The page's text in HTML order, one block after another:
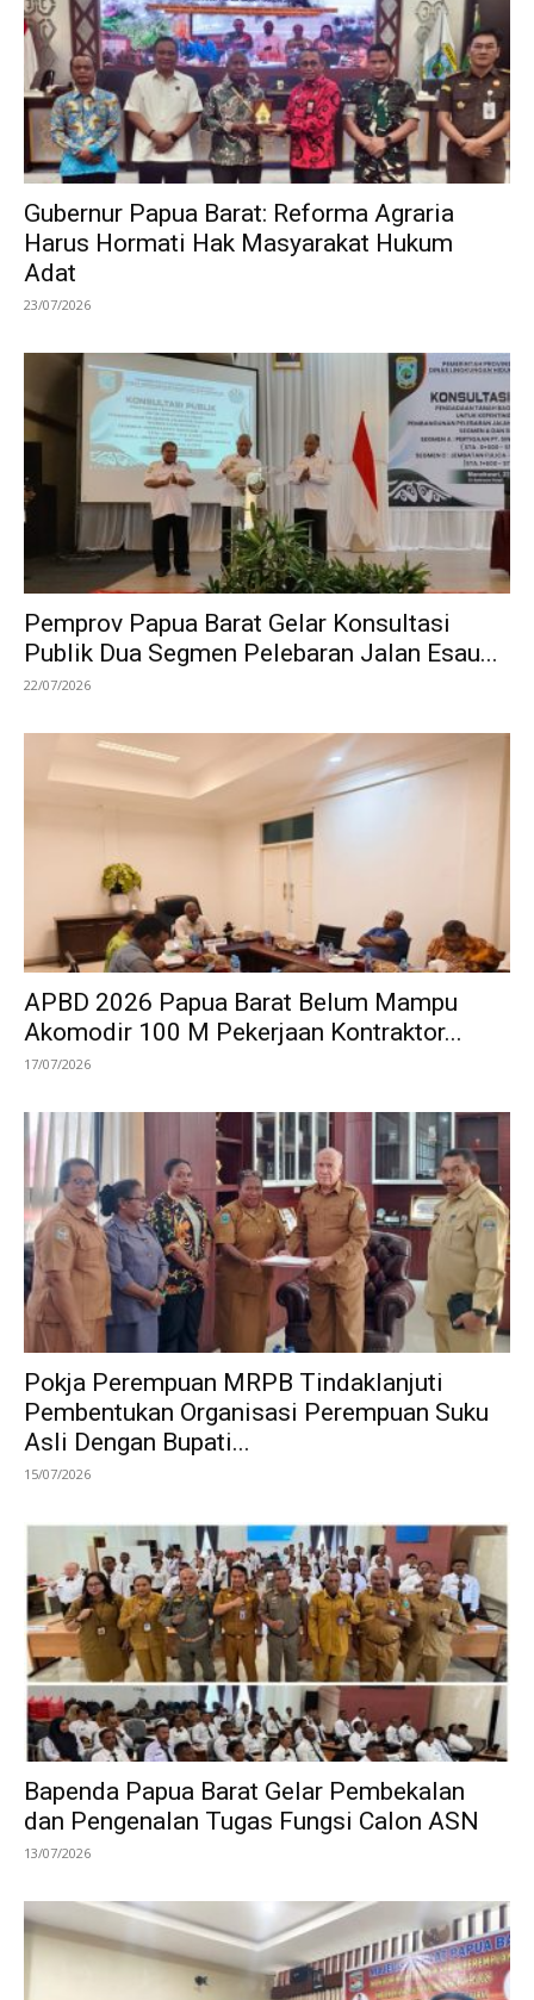
Gubernur Papua Barat: Reforma Agraria
Harus Hormati Hak Masyarakat Hukum
Adat
23/07/2026
Pemprov Papua Barat Gelar Konsultasi
Publik Dua Segmen Pelebaran Jalan Esau...
22/07/2026
APBD 2026 Papua Barat Belum Mampu
Akomodir 100 M Pekerjaan Kontraktor...
17/07/2026
Pokja Perempuan MRPB Tindaklanjuti
Pembentukan Organisasi Perempuan Suku
Asli Dengan Bupati...
15/07/2026
Bapenda Papua Barat Gelar Pembekalan
dan Pengenalan Tugas Fungsi Calon ASN
13/07/2026